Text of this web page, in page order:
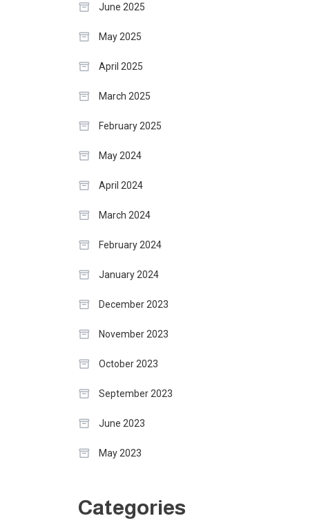
June 2025
May 2025
April 2025
March 2025
February 2025
May 2024
April 2024
March 2024
February 2024
January 2024
December 2023
November 2023
October 2023
September 2023
June 2023
May 2023
Categories